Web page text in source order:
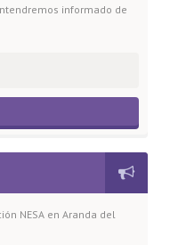
informado de
NESA en Aranda del